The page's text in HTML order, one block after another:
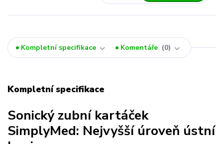
Kompletní specifikace Komentáře 0
Kompletní specifikace
Sonický zubní kartáček
SimplyMed: Nejvyšší úroveň ústní